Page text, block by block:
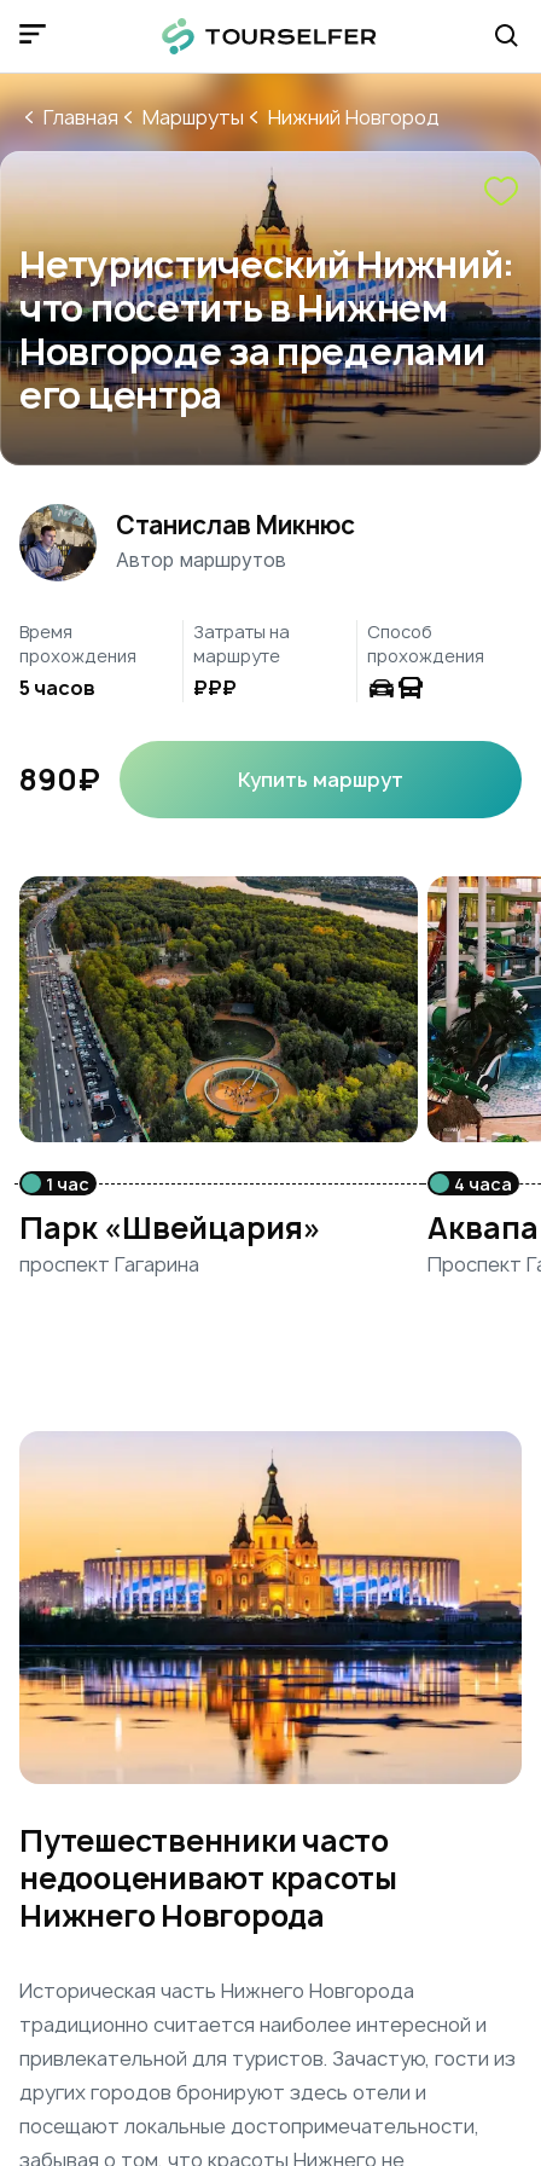
Главная Маршруты Нижний Новгород
Нетуристический Нижний:
что посетить в Нижнем
Новгороде за пределами
его центра
Станислав Микнюс
Автор маршрутов
Время
прохождения
5 часов
Затраты на
маршруте
₽₽₽
Способ
прохождения
890₽ Купить маршрут
1 час
Парк «Швейцария»
проспект Гагарина
4 часа
Проспект
Путешественники часто
недооценивают красоты
Нижнего Новгорода
Историческая часть Нижнего Новгорода
традиционно считается наиболее интересной и
привлекательной для туристов. Зачастую, гости из
других городов бронируют здесь отели и
посещают локальные достопримечательности,
забывая о том, что красоты Нижнего не